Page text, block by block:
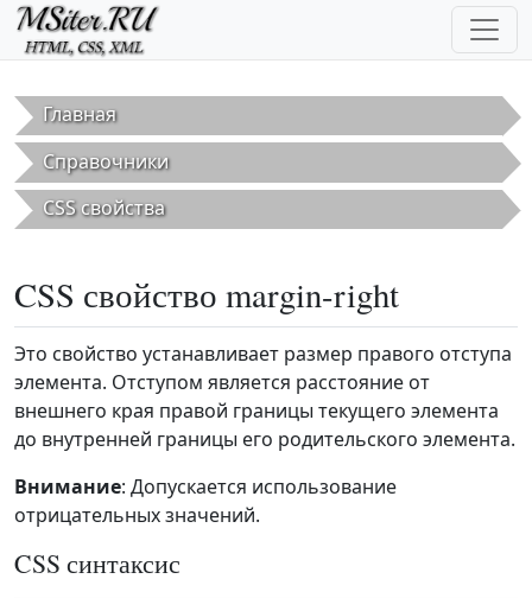
Перейти к основному содержанию
Главная
Справочники
CSS свойства
CSS свойство margin-right
Это свойство устанавливает размер правого отступа
элемента. Отступом является расстояние от
внешнего края правой границы текущего элемента
до внутренней границы его родительского элемента.
Внимание: Допускается использование
отрицательных значений.
CSS синтаксис